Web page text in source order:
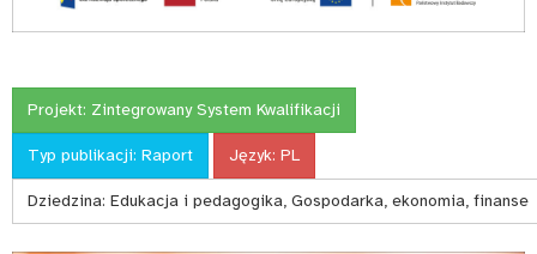
Projekt: Zintegrowany System Kwalifikacji
Typ publikacji: Raport Język: PL
Dziedzina: Edukacja i pedagogika, Gospodarka, ekonomia, finanse